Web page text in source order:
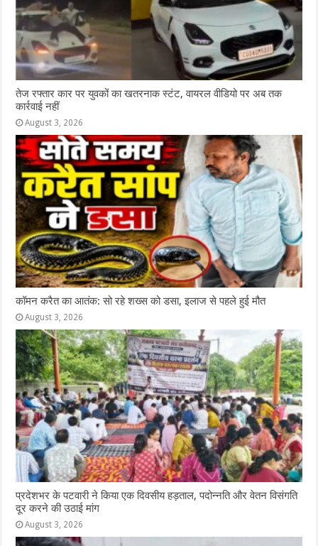
तेज रफ्तार कार पर युवकों का खतरनाक स्टंट, वायरल वीडियो पर अब तक
कार्रवाई नहीं
August 3, 2026
कॉमन करैत का आतंक: सो रहे शख्स को डसा, इलाज से पहले हुई मौत
August 3, 2026
प्रदेशभर के पटवारी ने किया एक दिवसीय हड़ताल, पदोन्नति और वेतन विसंगति
दूर करने की उठाई मांग
August 3, 2026